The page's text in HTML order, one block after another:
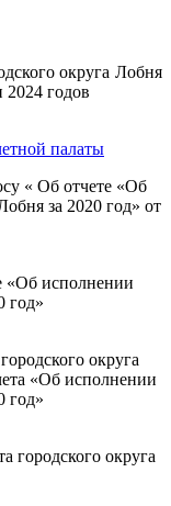
округа Лобня
годов
палаты
« Об отчете «Об
за 2020 год» от
«Об исполнении
год»
округа
«Об исполнении
год»
городского округа